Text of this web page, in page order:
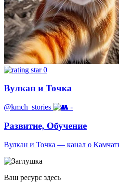
0
Вулкан и Точка
@kmch_stories -
Развитие, Обучение
Вулкан и Точка — канал о
Ваш ресурс здесь